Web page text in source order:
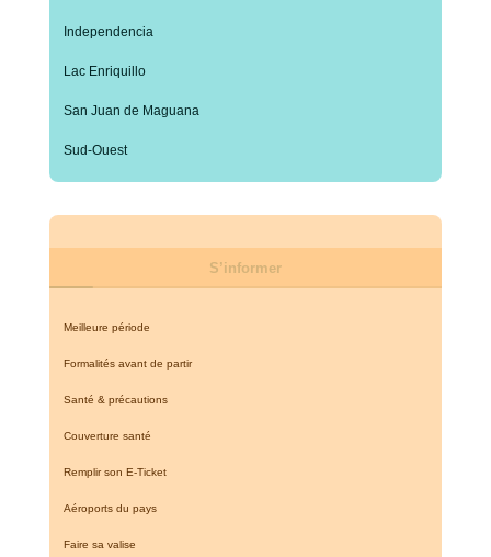
Independencia
Lac Enriquillo
San Juan de Maguana
Sud-Ouest
S’informer
Meilleure période
Formalités avant de partir
Santé & précautions
Couverture santé
Remplir son E-Ticket
Aéroports du pays
Faire sa valise